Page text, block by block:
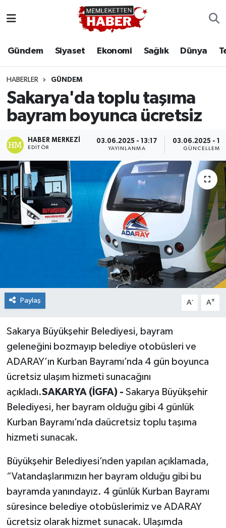
Gündem Siyaset Ekonomi Sağlık Dünya
HABERLER GÜNDEM
Sakarya'da toplu taşıma
bayram boyunca ücretsiz
HABER MERKEZI
EDITÖR
03.06.2025 - 13:17
YAYINLANMA
03.06.2025 -
GÜNCELLEME
Paylaş A- A+
Sakarya Büyükşehir Belediyesi, bayram
geleneğini bozmayıp belediye otobüsleri ve
ADARAY’ın Kurban Bayramı’nda 4 gün boyunca
ücretsiz ulaşım hizmeti sunacağını
açıkladı.SAKARYA (İGFA) - Sakarya Büyükşehir
Belediyesi, her bayram olduğu gibi 4 günlük
Kurban Bayramı’nda daücretsiz toplu taşıma
hizmeti sunacak.
Büyükşehir Belediyesi’nden yapılan açıklamada,
“Vatandaşlarımızın her bayram olduğu gibi bu
bayramda yanındayız. 4 günlük Kurban Bayramı
süresince belediye otobüslerimiz ve ADARAY
ücretsiz olarak hizmet sunacak. Ulaşımda